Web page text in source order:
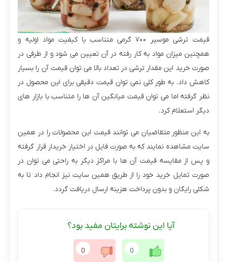
قیمت ترشی موسیر ۷۰۰ گرمی متناسب با کیفیت مواد اولیه و
همچنین میزان مواد به کار رفته در آن تعیین می شود و از طرفی در
صورت خرید این مقدار ترشی در تعداد بالا می توان قیمت آن را بسیار
کاهش داد. به طور کلی نمی توان قیمت دقیقی برای این محصول در
نظر گرفته اما می توان قیمت میانگین آن ها را متناسب با بازار های
دیگر استعلام کرد.
به این منظور متقاضیان می ‌توانند قیمت این محصولات را در همین
سایت مشاهده نمایند که به صورت فایل در اختیار خریدار قرار گرفته
و پس از مقایسه قیمت آن ها با مراکز دیگر به راحتی می توان در
صورت تمایل خرید خود را از طریق همین سایت نیز انجام داد تا به
شکلی رایگان و بدون پرداخت هزینه ارسال دریافت گردد.
آیا این نوشته برایتان مفید بود؟
0
0